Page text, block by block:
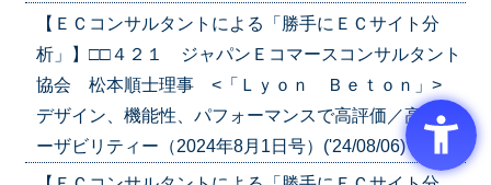
【ＥＣコンサルタントによる「勝手にＥＣサイト分
析」】□□４２１ ジャパンＥコマースコンサルタント
協会 松本順士理事 <「Ｌｙｏｎ Ｂｅｔｏｎ」>
デザイン、機能性、パフォーマンスで高評価／高いユ
ーザビリティー（2024年8月1日号）('24/08/06)(0790)